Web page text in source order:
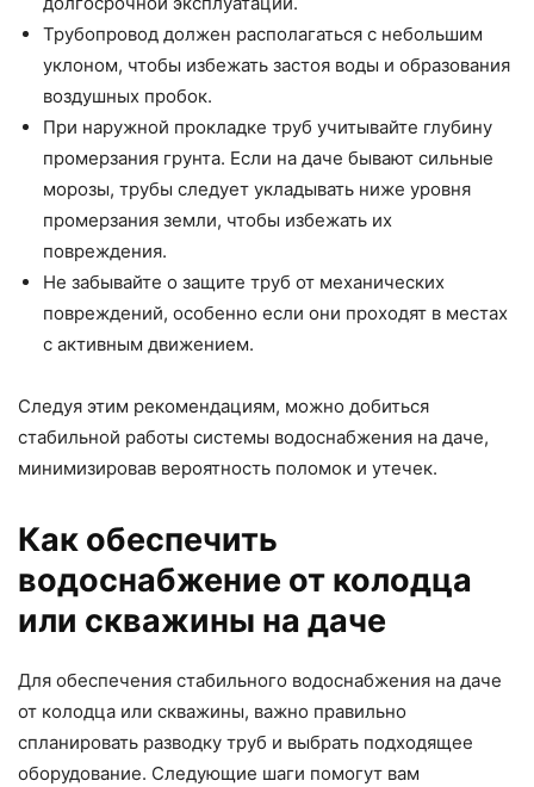
Трубопровод должен располагаться с небольшим
уклоном, чтобы избежать застоя воды и образования
воздушных пробок.
При наружной прокладке труб учитывайте глубину
промерзания грунта. Если на даче бывают сильные
морозы, трубы следует укладывать ниже уровня
промерзания земли, чтобы избежать их
повреждения.
Не забывайте о защите труб от механических
повреждений, особенно если они проходят в местах
с активным движением.
Следуя этим рекомендациям, можно добиться
стабильной работы системы водоснабжения на даче,
минимизировав вероятность поломок и утечек.
Как обеспечить
водоснабжение от колодца
или скважины на даче
Для обеспечения стабильного водоснабжения на даче
от колодца или скважины, важно правильно
спланировать разводку труб и выбрать подходящее
оборудование. Следующие шаги помогут вам